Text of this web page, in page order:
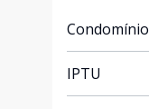
Condomínio
IPTU